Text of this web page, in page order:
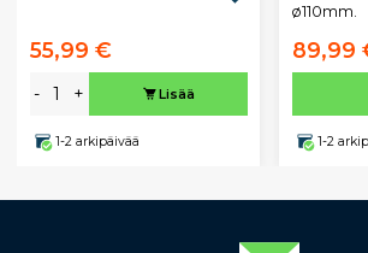
55,99 €
- + Lisää
1-2 arkipäivää
ø110mm.
89,99
1-2